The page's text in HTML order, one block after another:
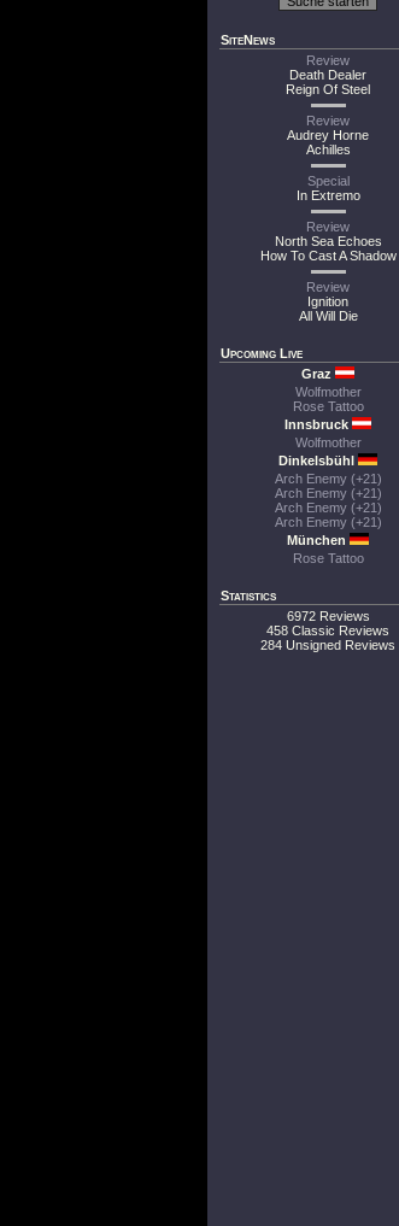
SiteNews
Review
Death Dealer
Reign Of Steel
Review
Audrey Horne
Achilles
Special
In Extremo
Review
North Sea Echoes
How To Cast A Shadow
Review
Ignition
All Will Die
Upcoming Live
Graz
Wolfmother
Rose Tattoo
Innsbruck
Wolfmother
Dinkelsbühl
Arch Enemy (+21)
Arch Enemy (+21)
Arch Enemy (+21)
Arch Enemy (+21)
München
Rose Tattoo
Statistics
6972 Reviews
458 Classic Reviews
284 Unsigned Reviews